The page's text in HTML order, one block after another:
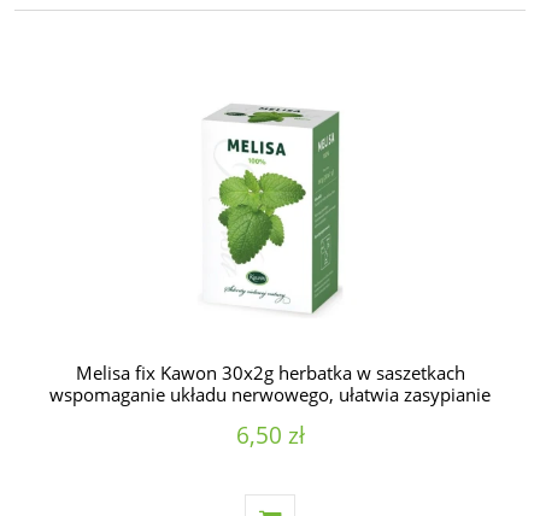
Melisa fix Kawon 30x2g herbatka w saszetkach
wspomaganie układu nerwowego, ułatwia zasypianie
6,50 zł